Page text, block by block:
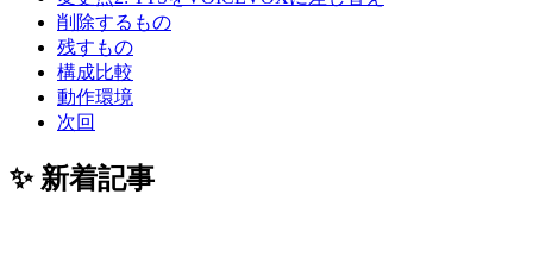
削除するもの
残すもの
構成比較
動作環境
次回
✨ 新着記事